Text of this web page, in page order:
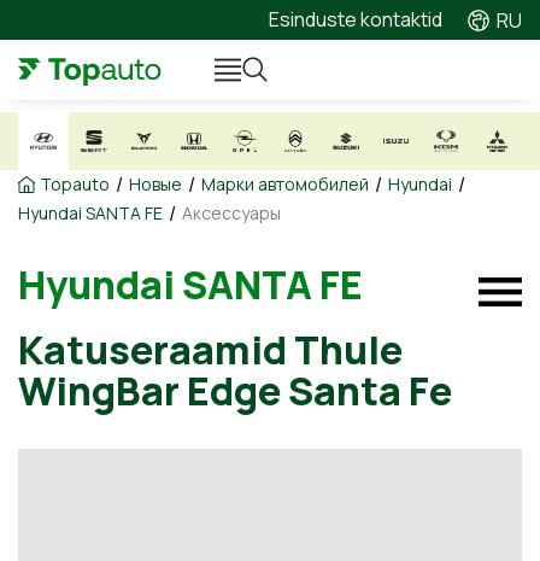
Esinduste kontaktid RU
Topauto / Новые / Марки автомобилей / Hyundai /
Hyundai SANTA FE / Аксессуары
Hyundai SANTA FE
Katuseraamid Thule
WingBar Edge Santa Fe